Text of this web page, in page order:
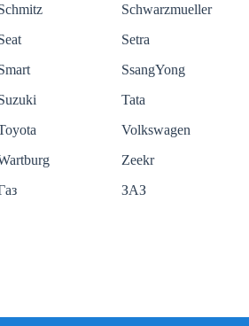
Schwarzmueller
Setra
SsangYong
Tata
Volkswagen
Zeekr
ЗАЗ